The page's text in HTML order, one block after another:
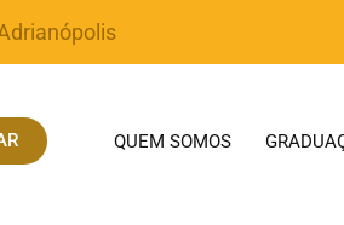
QUEM SOMOS